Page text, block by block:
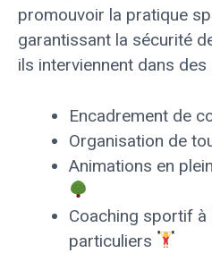
promouvoir la pratique
garantissant la sécurité
ils interviennent dans
Encadrement de
Organisation de
Animations en
Coaching sportif à
particuliers